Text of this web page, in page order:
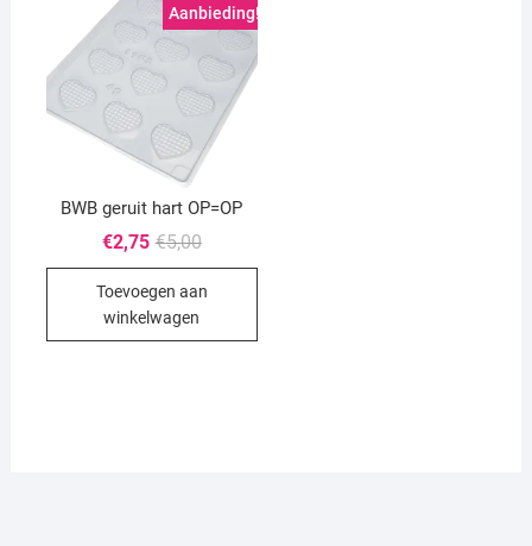
Aanbieding!
BWB geruit hart OP=OP
€5,00Oorspronkelijke
€5,00.
€2,75
Huidige
€2,75.
Toevoegen aan
winkelwagen